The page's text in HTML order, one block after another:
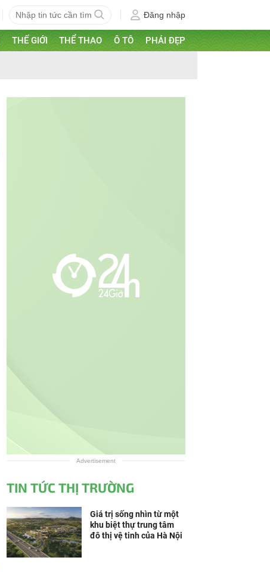
Đăng nhập
THẾ GIỚI THỂ THAO Ô TÔ PHÁI ĐẸP
Advertisement
TIN TỨC THỊ TRƯỜNG
Giá trị sống nhìn từ một
khu biệt thự trung tâm
đô thị vệ tinh của Hà Nội